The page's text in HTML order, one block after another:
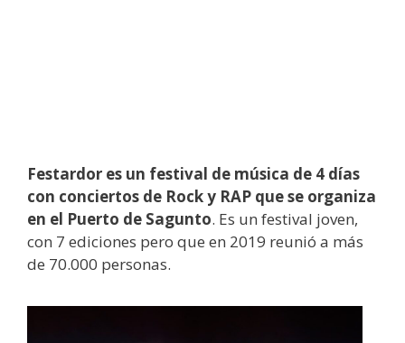
Festardor es un festival de música de 4 días
con conciertos de Rock y RAP que se organiza
en el Puerto de Sagunto. Es un festival joven,
con 7 ediciones pero que en 2019 reunió a más
de 70.000 personas.